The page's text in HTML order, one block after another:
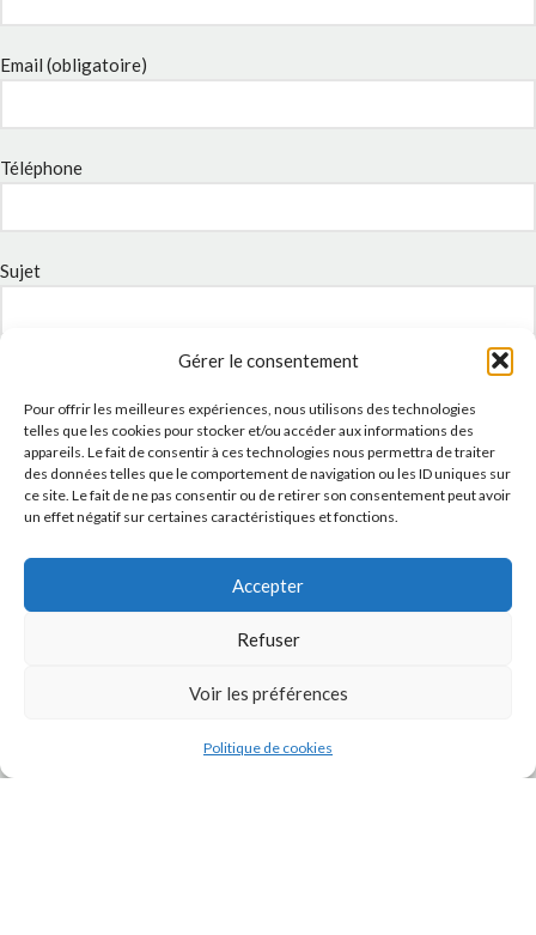
Gérer le consentement
Pour offrir les meilleures expériences, nous utilisons des technologies
telles que les cookies pour stocker et/ou accéder aux informations des
appareils. Le fait de consentir à ces technologies nous permettra de traiter
des données telles que le comportement de navigation ou les ID uniques sur
ce site. Le fait de ne pas consentir ou de retirer son consentement peut avoir
un effet négatif sur certaines caractéristiques et fonctions.
Accepter
Refuser
Voir les préférences
Politique de cookies
Email (obligatoire)
Téléphone
Sujet
Politique de confidentialité